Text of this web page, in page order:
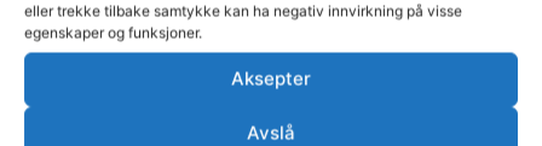
eller trekke tilbake samtykke kan ha negativ innvirkning på visse
egenskaper og funksjoner.
Aksepter
Avslå
Såler